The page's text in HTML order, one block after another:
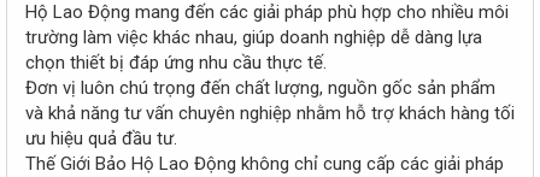
Hộ Lao Động mang đến các giải pháp phù hợp cho nhiều môi
trường làm việc khác nhau, giúp doanh nghiệp dễ dàng lựa
chọn thiết bị đáp ứng nhu cầu thực tế.
Đơn vị luôn chú trọng đến chất lượng, nguồn gốc sản phẩm
và khả năng tư vấn chuyên nghiệp nhằm hỗ trợ khách hàng tối
ưu hiệu quả đầu tư.
Thế Giới Bảo Hộ Lao Động không chỉ cung cấp các giải pháp